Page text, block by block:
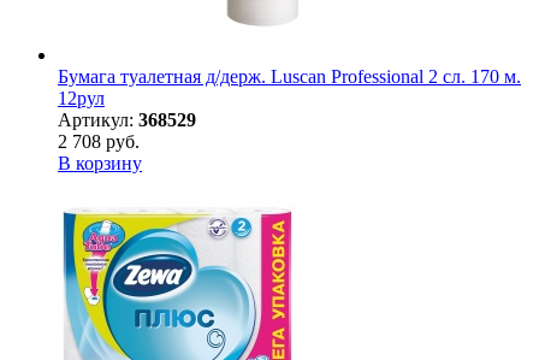
Бумага туалетная д/держ. Luscan Professional 2 сл. 170 м.
12рул
Артикул: 368529
2 708 руб.
В корзину